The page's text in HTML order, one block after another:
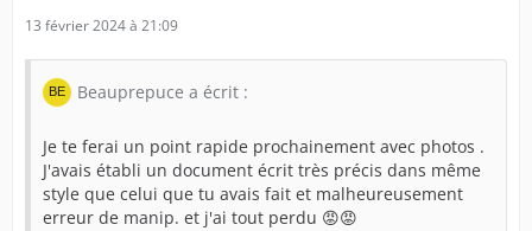
13 février 2024 à 21:09
Beauprepuce a écrit :
Je te ferai un point rapide prochainement avec photos .
J'avais établi un document écrit très précis dans même
style que celui que tu avais fait et malheureusement
erreur de manip. et j'ai tout perdu 😡😡